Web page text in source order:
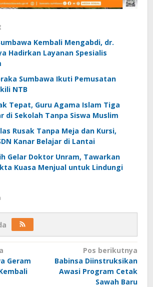
Kembali Mengabdi, dr.
Hadirkan Layanan Spesialis
Sumbawa Ikuti Pemusatan
NTB
Tepat, Guru Agama Islam Tiga
di Sekolah Tanpa Siswa Muslim
Rusak Tanpa Meja dan Kursi,
Kanar Belajar di Lantai
Gelar Doktor Unram, Tawarkan
Kuasa Menjual untuk Lindungi
Geram
Pos berikutnya
Babinsa Diinstruksikan
Awasi Program Cetak
Sawah Baru